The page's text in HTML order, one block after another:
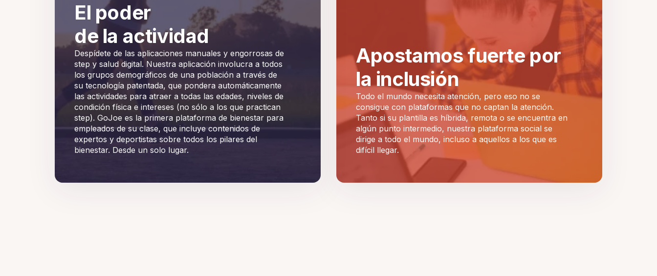
Apostamos fuerte por
la inclusión
Todo el mundo necesita atención, pero eso no se
consigue con plataformas que no captan la atención.
Tanto si su plantilla es híbrida, remota o se encuentra en
algún punto intermedio, nuestra plataforma social se
dirige a todo el mundo, incluso a aquellos a los que es
difícil llegar.
El poder
de la actividad
Despídete de las aplicaciones manuales y engorrosas de
step y salud digital. Nuestra aplicación involucra a todos
los grupos demográficos de una población a través de
su tecnología patentada, que pondera automáticamente
las actividades para atraer a todas las edades, niveles de
condición física e intereses (no sólo a los que practican
step). GoJoe es la primera plataforma de bienestar para
empleados de su clase, que incluye contenidos de
expertos y deportistas sobre todos los pilares del
bienestar. Desde un solo lugar.